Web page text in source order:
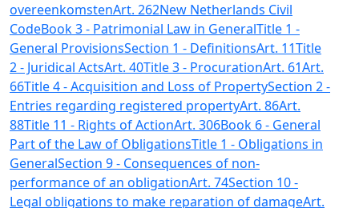
overeenkomstenArt. 262New Netherlands Civil
CodeBook 3 - Patrimonial Law in GeneralTitle 1 -
General ProvisionsSection 1 - DefinitionsArt. 11Title
2 - Juridical ActsArt. 40Title 3 - ProcurationArt. 61Art.
66Title 4 - Acquisition and Loss of PropertySection 2 -
Entries regarding registered propertyArt. 86Art.
88Title 11 - Rights of ActionArt. 306Book 6 - General
Part of the Law of ObligationsTitle 1 - Obligations in
GeneralSection 9 - Consequences of non-
performance of an obligationArt. 74Section 10 -
Legal obligations to make reparation of damageArt.